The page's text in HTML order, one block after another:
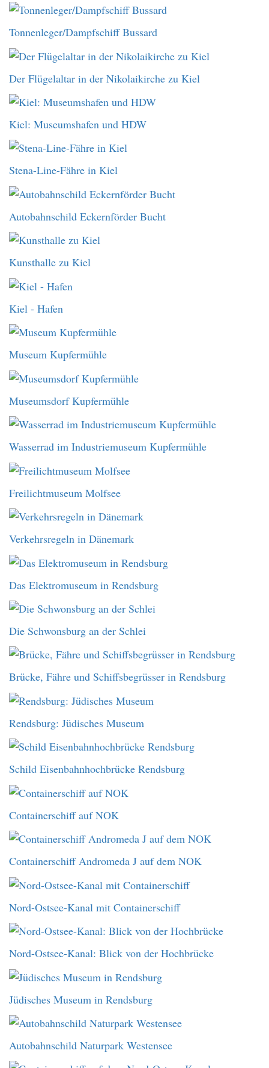
Tonnenleger/Dampfschiff Bussard
Der Flügelaltar in der Nikolaikirche zu Kiel
Kiel: Museumshafen und HDW
Stena-Line-Fähre in Kiel
Autobahnschild Eckernförder Bucht
Kunsthalle zu Kiel
Kiel - Hafen
Museum Kupfermühle
Museumsdorf Kupfermühle
Wasserrad im Industriemuseum Kupfermühle
Freilichtmuseum Molfsee
Verkehrsregeln in Dänemark
Das Elektromuseum in Rendsburg
Die Schwonsburg an der Schlei
Brücke, Fähre und Schiffsbegrüsser in Rendsburg
Rendsburg: Jüdisches Museum
Schild Eisenbahnhochbrücke Rendsburg
Containerschiff auf NOK
Containerschiff Andromeda J auf dem NOK
Nord-Ostsee-Kanal mit Containerschiff
Nord-Ostsee-Kanal: Blick von der Hochbrücke
Jüdisches Museum in Rendsburg
Autobahnschild Naturpark Westensee